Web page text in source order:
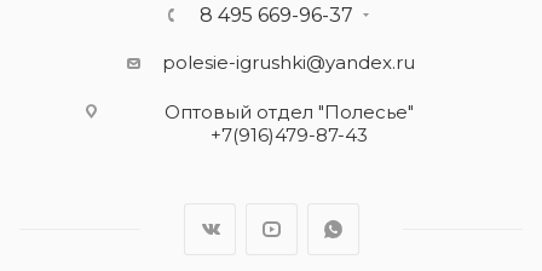
8 495 669-96-37
polesie-igrushki@yandex.ru
Оптовый отдел "Полесье"
+7(916)479-87-43